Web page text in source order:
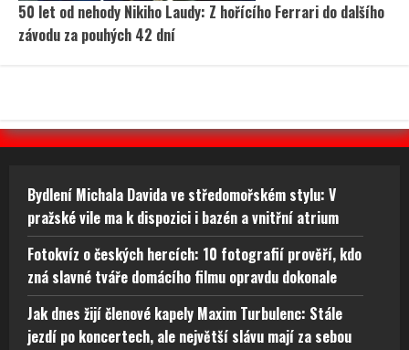
50 let od nehody Nikiho Laudy: Z hořícího Ferrari do dalšího
závodu za pouhých 42 dní
Bydlení Michala Davida ve středomořském stylu: V
pražské vile ma k dispozici i bazén a vnitřní atrium
Fotokvíz o českých hercích: 10 fotografií prověří, kdo
zná slavné tváře domácího filmu opravdu dokonale
Jak dnes žijí členové kapely Maxim Turbulenc: Stále
jezdí po koncertech, ale největší slávu mají za sebou